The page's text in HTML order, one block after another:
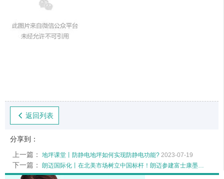
返回列表
分享到：
上一篇：
地坪课堂丨防静电地坪如何实现防静电功能? 2023-07-19
下一篇： 朗迈国际化丨在北美市场树立中国标杆！朗迈参建富士康墨西哥工厂建设